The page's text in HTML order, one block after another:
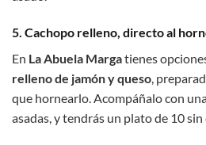
5. Cachopo relleno, directo al
En La Abuela Margatienes
relleno de jamón y queso,
que hornearlo. Acompáñalo con
asadas, y tendrás un plato de 10